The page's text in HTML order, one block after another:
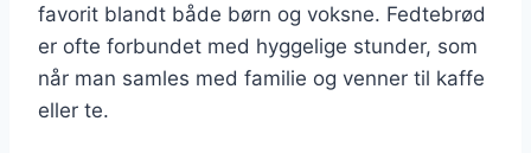
favorit blandt både børn og voksne. Fedtebrød
er ofte forbundet med hyggelige stunder, som
når man samles med familie og venner til kaffe
eller te.